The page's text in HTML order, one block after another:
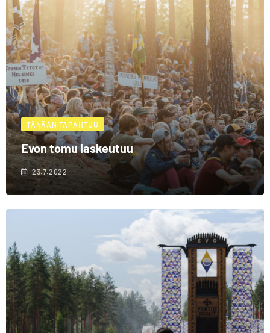
TÄNÄÄN TAPAHTUU
Evon tomu laskeutuu
23.7.2022